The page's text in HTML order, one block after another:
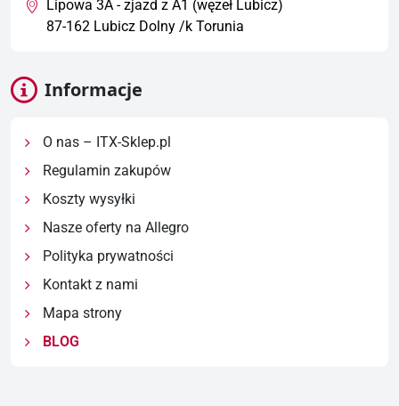
Lipowa 3A - zjazd z A1 (węzeł Lubicz)
87-162 Lubicz Dolny /k Torunia
Informacje
O nas – ITX-Sklep.pl
Regulamin zakupów
Koszty wysyłki
Nasze oferty na Allegro
Polityka prywatności
Kontakt z nami
Mapa strony
BLOG